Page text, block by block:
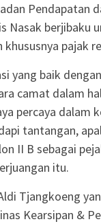
Pendapatan
Nasak berjibaku
khususnya pajak
yang baik
camat dalam
percaya dalam
tantangan,
II B sebagai
itu.
Tjangkoeng
Kearsipan &